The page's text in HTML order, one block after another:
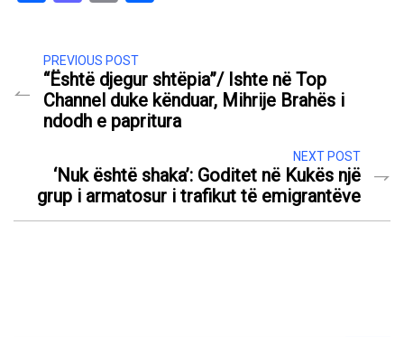
PREVIOUS POST
“Është djegur shtëpia”/ Ishte në Top
Channel duke kënduar, Mihrije Brahës i
ndodh e papritura
NEXT POST
‘Nuk është shaka’: Goditet në Kukës një
grup i armatosur i trafikut të emigrantëve